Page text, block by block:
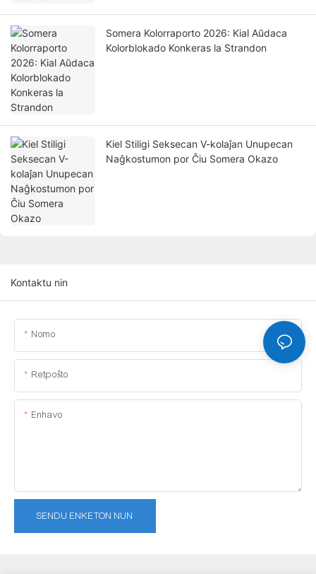
Somera Kolorraporto 2026: Kial Aŭdaca
Kolorblokado Konkeras la Strandon
Kiel Stiligi Seksecan V-kolaĵan Unupecan
Naĝkostumon por Ĉiu Somera Okazo
Kontaktu nin
Nomo
Retpoŝto
Enhavo
SENDU ENKETON NUN